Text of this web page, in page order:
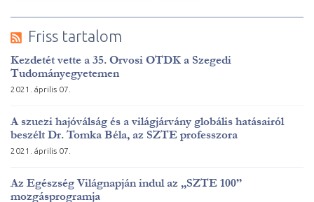
Friss tartalom
Kezdetét vette a 35. Orvosi OTDK a Szegedi
Tudományegyetemen
2021. április 07.
A szuezi hajóválság és a világjárvány globális hatásairól
beszélt Dr. Tomka Béla, az SZTE professzora
2021. április 07.
Az Egészség Világnapján indul az „SZTE 100”
mozgásprogramja